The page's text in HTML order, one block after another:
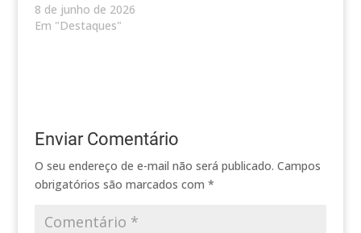
8 de junho de 2026
Em "Destaques"
Enviar Comentário
O seu endereço de e-mail não será publicado. Campos
obrigatórios são marcados com *